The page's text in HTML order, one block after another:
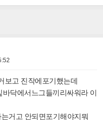
on/off
쓰
보고 진작에포기했는데
닥에서느그들끼리싸워라 이
거고 안되면포기해야지뭐